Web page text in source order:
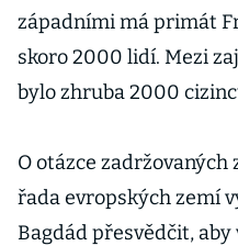
západními má primát
skoro 2000 lidí. Mezi
bylo zhruba 2000
O otázce
řada evropských zemí
Bagdád přesvědčit,